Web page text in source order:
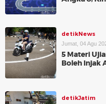
detikNews
Jumat, 04 Agu
5 Materi
Boleh Injak
detikJatim